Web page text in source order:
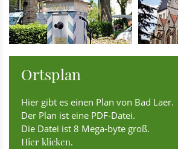
Ortsplan
Hier gibt es einen Plan von Bad Laer.
Der Plan ist eine PDF-Datei.
Die Datei ist 8 Mega-byte groß.
Hier klicken.